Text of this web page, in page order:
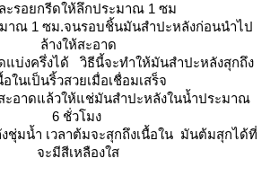
รอยกรีดให้ลึกประมาณ 1 ซม
มาณ 1 ซม.จนรอบชิ้นมันสำปะหลังก่อนนำไป
ล้างให้สะอาด
บ่งครึ่งได้ วิธีนี้จะทำให้มันสำปะหลังสุกถึง
อในเป็นริ้วสวยเมื่อเชื่อมเสร็จ
ะอาดแล้วให้แช่มันสำปะหลังในน้ำประมาณ
6 ชั่วโมง
ชุ่มน้ำ เวลาต้มจะสุกถึงเนื้อใน มันต้มสุกได้ที่
จะมีสีเหลืองใส